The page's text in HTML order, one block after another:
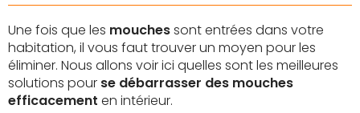
Une fois que les mouchessont entrées dans votre
habitation, il vous faut trouver un moyen pour les
éliminer. Nous allons voir ici quelles sont les meilleures
solutions pour se débarrasser des mouches
efficacement en intérieur.